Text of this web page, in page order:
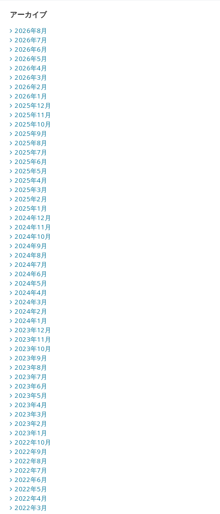
アーカイブ
2026年8月
2026年7月
2026年6月
2026年5月
2026年4月
2026年3月
2026年2月
2026年1月
2025年12月
2025年11月
2025年10月
2025年9月
2025年8月
2025年7月
2025年6月
2025年5月
2025年4月
2025年3月
2025年2月
2025年1月
2024年12月
2024年11月
2024年10月
2024年9月
2024年8月
2024年7月
2024年6月
2024年5月
2024年4月
2024年3月
2024年2月
2024年1月
2023年12月
2023年11月
2023年10月
2023年9月
2023年8月
2023年7月
2023年6月
2023年5月
2023年4月
2023年3月
2023年2月
2023年1月
2022年10月
2022年9月
2022年8月
2022年7月
2022年6月
2022年5月
2022年4月
2022年3月